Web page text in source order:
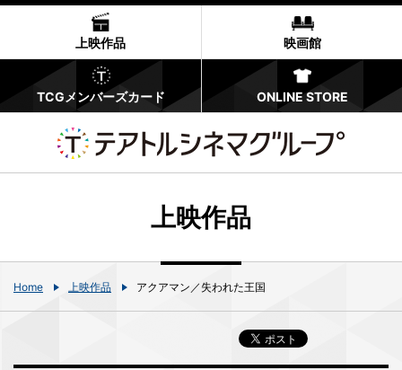
上映作品 映画館
TCGメンバーズカード ONLINE STORE
上映作品
Home 上映作品 アクアマン／失われた王国